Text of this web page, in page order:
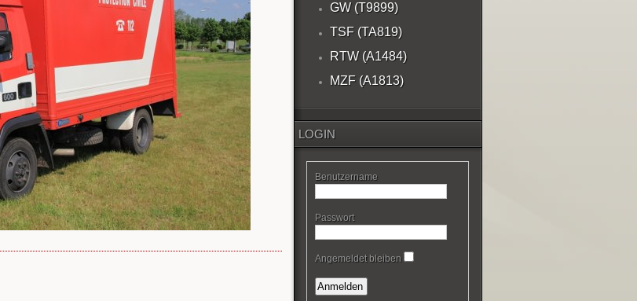
GW (T9899)
TSF (TA819)
RTW (A1484)
MZF (A1813)
LOGIN
Benutzername
Passwort
Angemeldet bleiben